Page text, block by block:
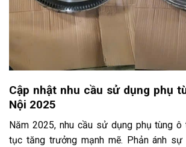
Cập nhật nhu cầu sử dụng phụ
Nội 2025
Năm 2025, nhu cầu sử dụng phụ tùng
tục tăng trưởng mạnh mẽ. Phản ánh